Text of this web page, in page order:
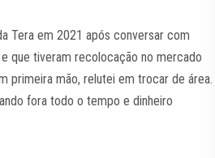
Tera em 2021 após conversar com
que tiveram recolocação no mercado
primeira mão, relutei em trocar de área.
fora todo o tempo e dinheiro